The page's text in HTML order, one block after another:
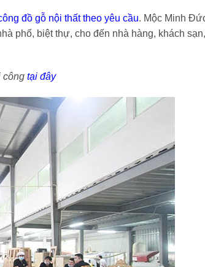
đồ gỗ nội thất theo yêu cầu. Mộc Minh
phố, biệt thự, cho đến nhà hàng, khách sạn,
công tại đây